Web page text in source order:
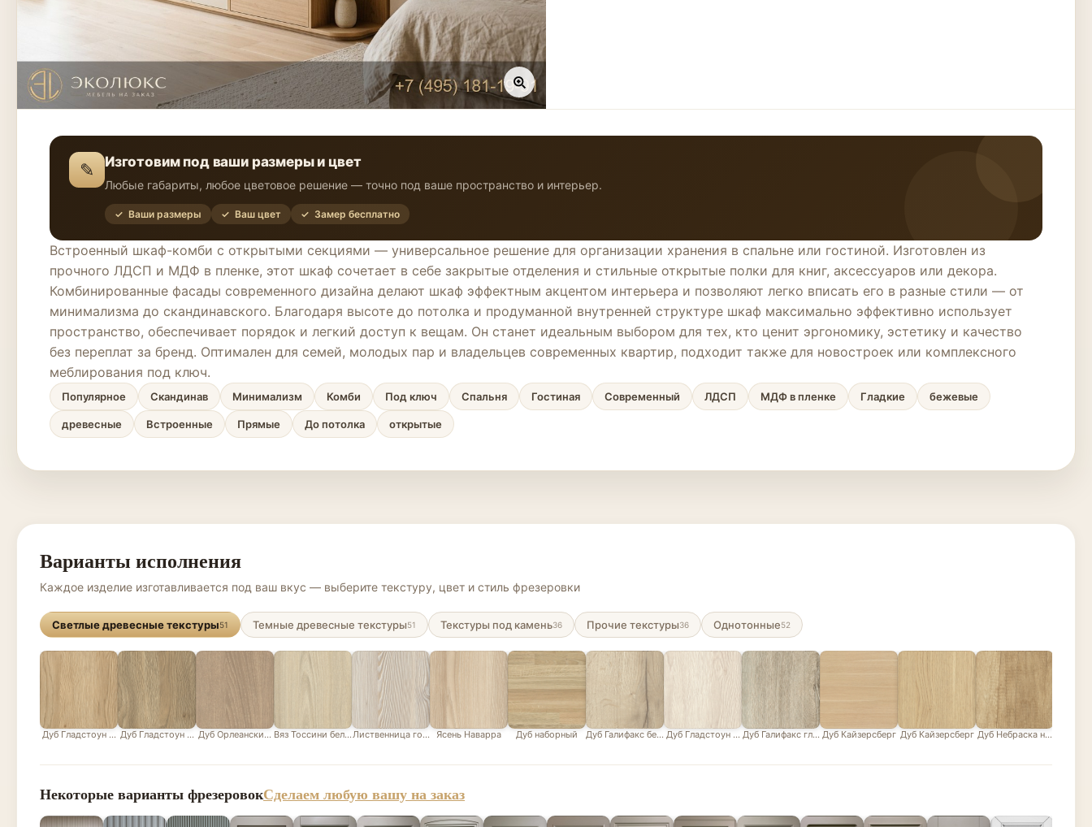
✎ Изготовим под ваши размеры и цвет
Любые габариты, любое цветовое решение — точно под ваше пространство и интерьер.
✓ Ваши размеры ✓ Ваш цвет ✓ Замер бесплатно
Встроенный шкаф-комби с открытыми секциями — универсальное решение для организации хранения в спальне или гостиной. Изготовлен из
прочного ЛДСП и МДФ в пленке, этот шкаф сочетает в себе закрытые отделения и стильные открытые полки для книг, аксессуаров или декора.
Комбинированные фасады современного дизайна делают шкаф эффектным акцентом интерьера и позволяют легко вписать его в разные стили — от
минимализма до скандинавского. Благодаря высоте до потолка и продуманной внутренней структуре шкаф максимально эффективно использует
пространство, обеспечивает порядок и легкий доступ к вещам. Он станет идеальным выбором для тех, кто ценит эргономику, эстетику и качество
без переплат за бренд. Оптимален для семей, молодых пар и владельцев современных квартир, подходит также для новостроек или комплексного
меблирования под ключ.
Популярное Скандинав Минимализм Комби Под ключ Спальня Гостиная Современный ЛДСП МДФ в пленке Гладкие бежевые
древесные Встроенные Прямые До потолка открытые
Варианты исполнения
Каждое изделие изготавливается под ваш вкус — выберите текстуру, цвет и стиль фрезеровки
Светлые древесные текстуры51 Темные древесные текстуры51 Текстуры под камень36 Прочие текстуры36 Однотонные52
Дуб Гладстоун песочныйДуб Гладстоун серо-бежевыйДуб Орлеанский песочно-бежевый
Вяз Тоссини белыйЛиственница горная белаяЯсень Наварра Дуб наборный Дуб Галифакс белыйДуб Гладстоун белыйДуб Галифакс глазурованный песочно-серый
Дуб Кайзерсберг Дуб Кайзерсберг Дуб Небраска
Некоторые варианты фрезеровокСделаем любую вашу на заказ